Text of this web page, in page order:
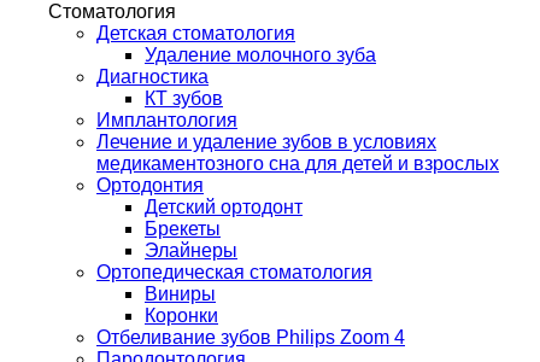
Стоматология
Детская стоматология
Удаление молочного зуба
Диагностика
КТ зубов
Имплантология
Лечение и удаление зубов в условиях
медикаментозного сна для детей и взрослых
Ортодонтия
Детский ортодонт
Брекеты
Элайнеры
Ортопедическая стоматология
Виниры
Коронки
Отбеливание зубов Philips Zoom 4